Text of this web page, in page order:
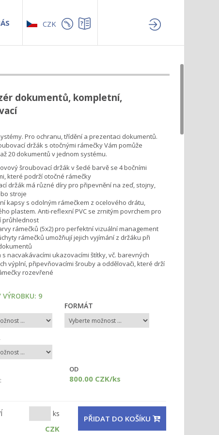
CZK
dokumentů, kompletní,
Pro ochranu, třídění a prezentaci dokumentů.
držák s otočnými rámečky Vám pomůže
20 dokumentů v jednom systému.
šroubovací držák v šedé barvě se 4 bočními
které podrží otočné rámečky
držák má různé díry pro připevnění na zeď, stojny,
stroje
kapsy s odolným rámečkem z ocelového drátu,
plastem. Anti-reflexní PVC se zrnitým povrchem pro
průhlednost
rámečků (5x2) pro perfektní vizuální management
rámečků umožňují jejich vyjímání z držáku při
nacvakávacími ukazovacími štítky, vč. barevných
výplní, připevňovacími šrouby a oddělovači, které drží
rozevřené
9
FORMÁT
OD
800.00 CZK/ks
ks
CZK
PŘIDAT DO KOŠÍKU